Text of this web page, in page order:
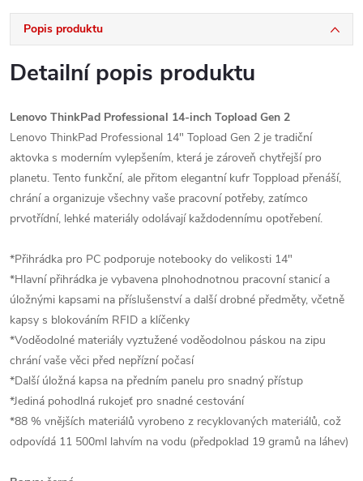
Popis produktu
Detailní popis produktu
Lenovo ThinkPad Professional 14-inch Topload Gen 2
Lenovo ThinkPad Professional 14" Topload Gen 2 je tradiční
aktovka s moderním vylepšením, která je zároveň chytřejší pro
planetu. Tento funkční, ale přitom elegantní kufr Toppload přenáší,
chrání a organizuje všechny vaše pracovní potřeby, zatímco
prvotřídní, lehké materiály odolávají každodennímu opotřebení.
*Přihrádka pro PC podporuje notebooky do velikosti 14"
*Hlavní přihrádka je vybavena plnohodnotnou pracovní stanicí a
úložnými kapsami na příslušenství a další drobné předměty, včetně
kapsy s blokováním RFID a klíčenky
*Voděodolné materiály vyztužené voděodolnou páskou na zipu
chrání vaše věci před nepřízní počasí
*Další úložná kapsa na předním panelu pro snadný přístup
*Jediná pohodlná rukojeť pro snadné cestování
*88 % vnějších materiálů vyrobeno z recyklovaných materiálů, což
odpovídá 11 500ml lahvím na vodu (předpoklad 19 gramů na láhev)